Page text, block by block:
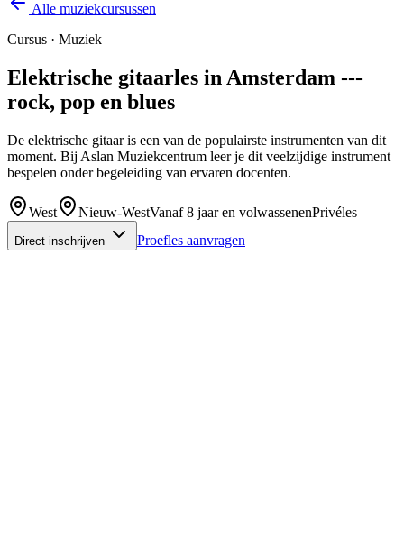
Alle muziekcursussen
Cursus · Muziek
Elektrische gitaarles in Amsterdam ---
rock, pop en blues
De elektrische gitaar is een van de populairste instrumenten van dit
moment. Bij Aslan Muziekcentrum leer je dit veelzijdige instrument
bespelen onder begeleiding van ervaren docenten.
West Nieuw-WestVanaf 8 jaar en volwassenenPrivéles
Direct inschrijven Proefles aanvragen